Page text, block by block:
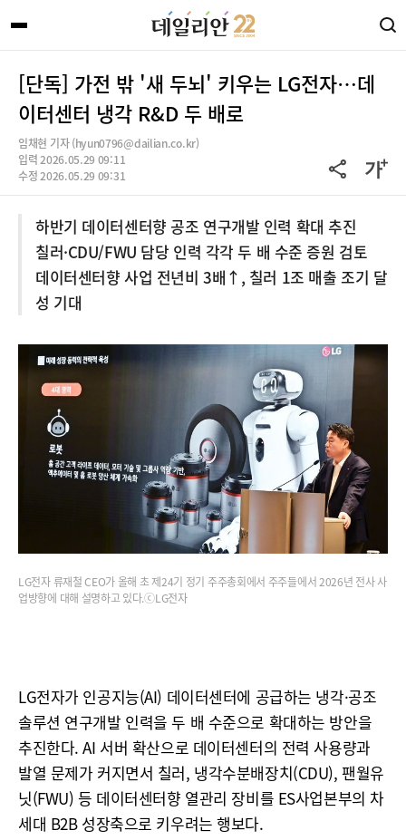
[단독] 가전 밖 '새 두뇌' 키우는 LG전자…데
이터센터 냉각 R&D 두 배로
임채현 기자 (hyun0796@dailian.co.kr)
입력 2026.05.29 09:11
수정 2026.05.29 09:31
하반기 데이터센터향 공조 연구개발 인력 확대 추진
칠러·CDU/FWU 담당 인력 각각 두 배 수준 증원 검토
데이터센터향 사업 전년비 3배↑, 칠러 1조 매출 조기 달
성 기대
LG전자 류재철 CEO가 올해 초 제24기 정기 주주총회에서 주주들에서 2026년 전사 사
업방향에 대해 설명하고 있다.ⓒLG전자
LG전자가 인공지능(AI) 데이터센터에 공급하는 냉각·공조
솔루션 연구개발 인력을 두 배 수준으로 확대하는 방안을
추진한다. AI 서버 확산으로 데이터센터의 전력 사용량과
발열 문제가 커지면서 칠러, 냉각수분배장치(CDU), 팬월유
닛(FWU) 등 데이터센터향 열관리 장비를 ES사업본부의 차
세대 B2B 성장축으로 키우려는 행보다.